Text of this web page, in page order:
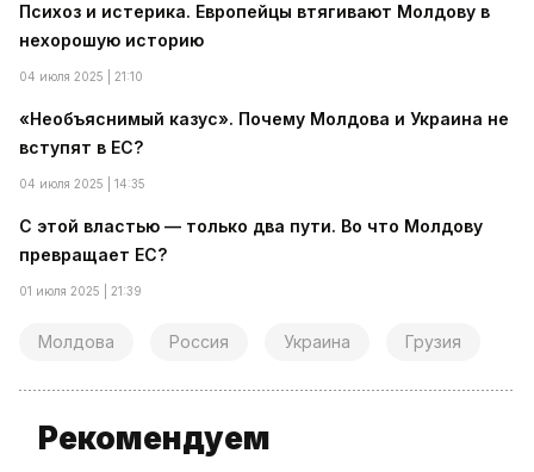
Психоз и истерика. Европейцы втягивают Молдову в
нехорошую историю
04 июля 2025 | 21:10
«Необъяснимый казус». Почему Молдова и Украина не
вступят в ЕС?
04 июля 2025 | 14:35
С этой властью — только два пути. Во что Молдову
превращает ЕС?
01 июля 2025 | 21:39
Молдова Россия Украина Грузия
Рекомендуем